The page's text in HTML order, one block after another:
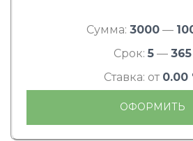
Сумма: 3000—
Срок: 5 — 365
Ставка: от 0.00
ОФОРМИТЬ